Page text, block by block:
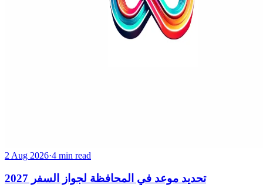
2 Aug 2026·4 min read
تحديد موعد في المحافظة لجواز السفر 2027